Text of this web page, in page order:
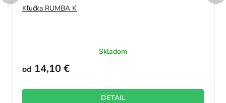
Kľučka RUMBA K
Skladom
od 14,10 €
DETAIL